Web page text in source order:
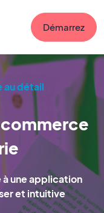
Démarrez
au détail
à une application
et intuitive